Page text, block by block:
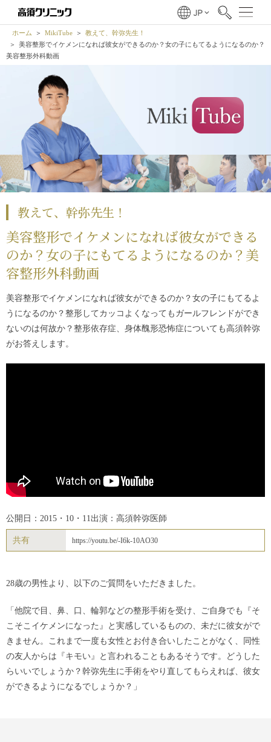
ホーム MikiTube
教えて、幹弥先生！
美容整形でイケメンになれば彼女ができるのか？女の子にもてるようになるのか？
美容整形外科動画
教えて、幹弥先生！
美容整形でイケメンになれば彼女ができる
のか？女の子にもてるようになるのか？美
容整形外科動画
美容整形でイケメンになれば彼女ができるのか？女の子にもてるよ
うになるのか？整形してカッコよくなってもガールフレンドができ
ないのは何故か？整形依存症、身体醜形恐怖症についても高須幹弥
がお答えします。
公開日：2015・10・11出演：高須幹弥医師
共有 https://youtu.be/-I6k-10AO30
28歳の男性より、以下のご質問をいただきました。
「他院で目、鼻、口、輪郭などの整形手術を受け、ご自身でも『そ
こそこイケメンになった』と実感しているものの、未だに彼女がで
きません。これまで一度も女性とお付き合いしたことがなく、同性
の友人からは『キモい』と言われることもあるそうです。どうした
らいいでしょうか？幹弥先生に手術をやり直してもらえれば、彼女
ができるようになるでしょうか？」